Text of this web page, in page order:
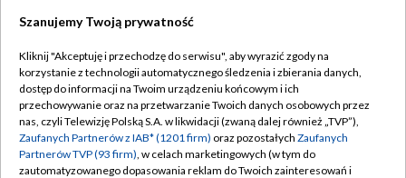
TVP
Abonament TVP
Emisja w TVP
Centrum informacji TVP
Regulamin TVP
Polityka prywatności
Moje zgody
Szanujemy Twoją prywatność
Kliknij "Akceptuję i przechodzę do serwisu", aby wyrazić zgody na
korzystanie z technologii automatycznego śledzenia i zbierania danych,
dostęp do informacji na Twoim urządzeniu końcowym i ich
przechowywanie oraz na przetwarzanie Twoich danych osobowych przez
nas, czyli Telewizję Polską S.A. w likwidacji (zwaną dalej również „TVP”),
Zaufanych Partnerów z IAB* (1201 firm) oraz pozostałych Zaufanych
Partnerów TVP (93 firm), w celach marketingowych (w tym do
zautomatyzowanego dopasowania reklam do Twoich zainteresowań i